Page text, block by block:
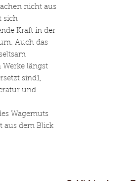
nicht aus
sich
Kraft in der
Auch das
längst
sind1,
und
Wagemuts
aus dem Blick